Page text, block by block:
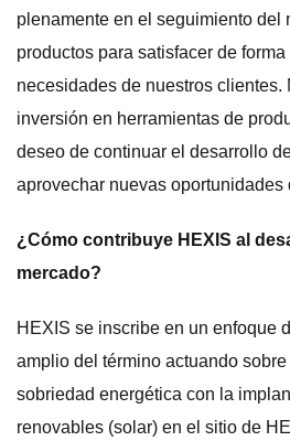
plenamente en el seguimiento del
productos para satisfacer de
necesidades de nuestros clientes.
inversión en herramientas de
deseo de continuar el desarrollo
aprovechar nuevas oportunidades
¿Cómo contribuye HEXIS al
mercado?
HEXIS se inscribe en un enfoque
amplio del término actuando
sobriedad energética con la
renovables (solar) en el sitio de